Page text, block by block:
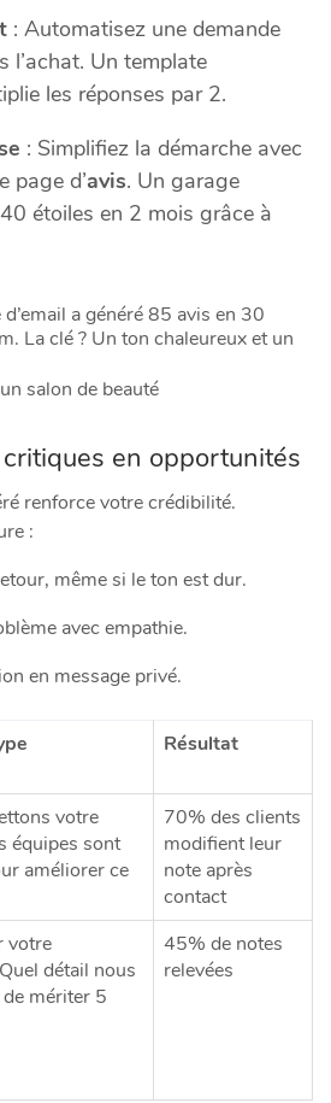
: Automatisez une demande
l’achat. Un template
les réponses par 2.
: Simplifiez la démarche avec
page d’avis. Un garage
étoiles en 2 mois grâce à
a généré 85 avis en 30
La clé ? Un ton chaleureux et un
salon de beauté
en opportunités
renforce votre crédibilité.
:
même si le ton est dur.
avec empathie.
en message privé.
Résultat
votre
équipes sont
améliorer ce
70% des clients
modifient leur
note après
contact
votre
détail nous
mériter 5
45% de notes
relevées